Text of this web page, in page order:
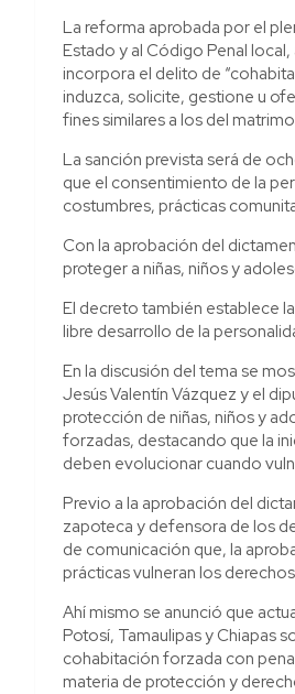
La reforma aprobada por el
Estado y al Código Penal
incorpora el delito de
induzca, solicite, gestione u
fines similares a los del
La sanción prevista será de
que el consentimiento de la
costumbres, prácticas
Con la aprobación del
proteger a niñas, niños y
El decreto también establece
libre desarrollo de la
En la discusión del tema se
Jesús Valentín Vázquez y el
protección de niñas, niños y
forzadas, destacando que la
deben evolucionar cuando
Previo a la aprobación del
zapoteca y defensora de los
de comunicación que, la
prácticas vulneran los
Ahí mismo se anunció que
Potosí, Tamaulipas y Chiapas
cohabitación forzada con
materia de protección y